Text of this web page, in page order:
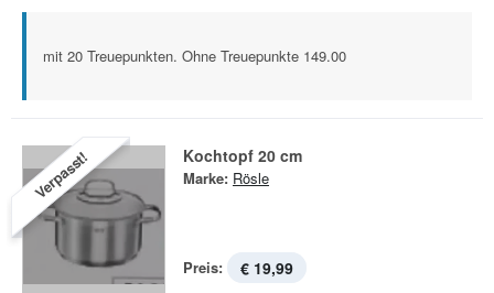
mit 20 Treuepunkten. Ohne Treuepunkte 149.00
Verpasst! Kochtopf 20 cm
Marke: Rösle
Preis: € 19,99